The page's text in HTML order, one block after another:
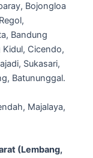
Bojongloa
Bandung
Cicendo,
Sukasari,
Batununggal.
Majalaya,
(Lembang,